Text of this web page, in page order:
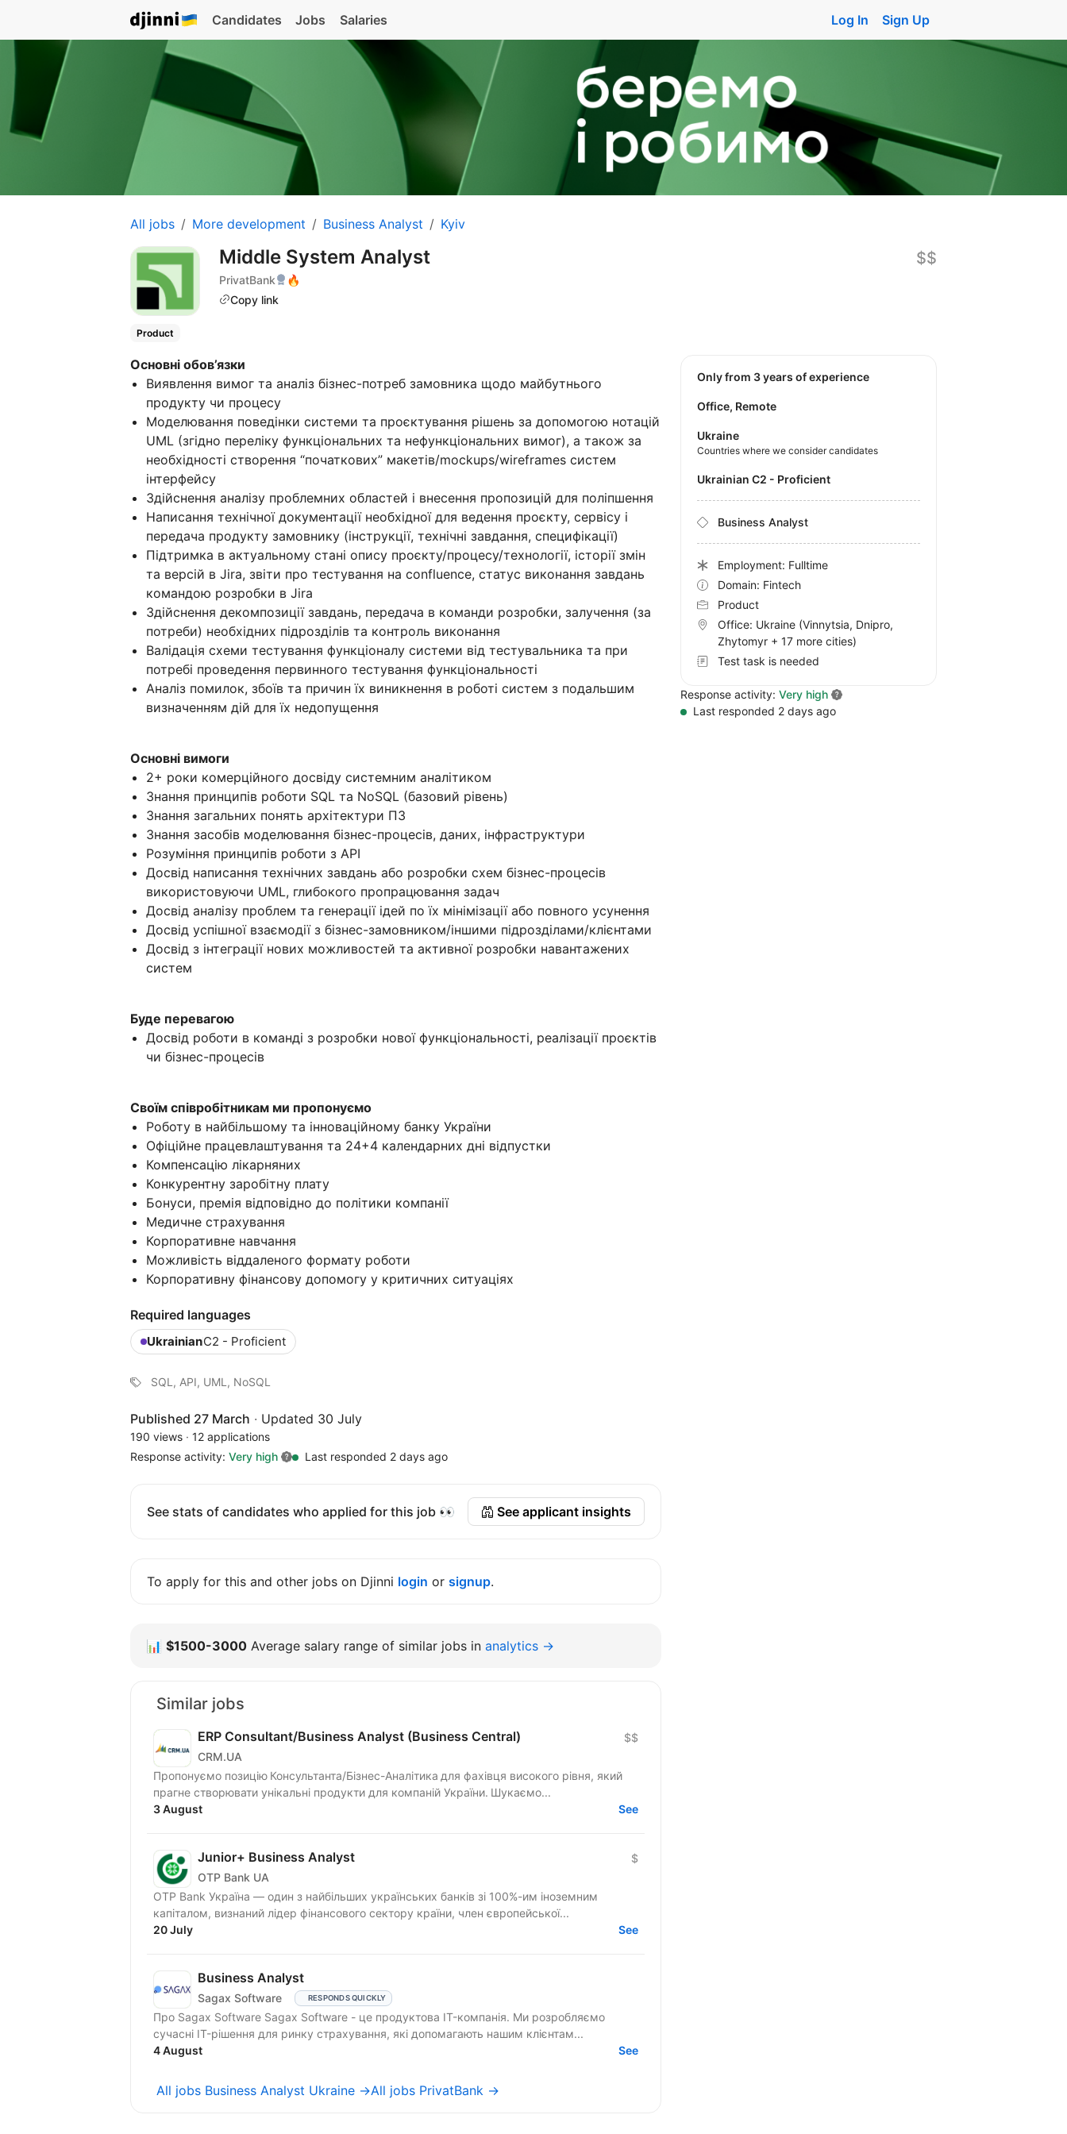
Candidates Jobs Salaries Log In Sign Up
All jobs More development Business Analyst Kyiv
Middle System Analyst
PrivatBank
🔥
Copy link
$$
Product
Основні обов’язки
Виявлення вимог та аналіз бізнес-потреб замовника щодо майбутнього
продукту чи процесу
Моделювання поведінки системи та проєктування рішень за допомогою нотацій
UML (згідно переліку функціональних та нефункціональних вимог), а також за
необхідності створення “початкових” макетів/mockups/wireframes систем
інтерфейсу
Здійснення аналізу проблемних областей і внесення пропозицій для поліпшення
Написання технічної документації необхідної для ведення проєкту, сервісу і
передача продукту замовнику (інструкції, технічні завдання, специфікації)
Підтримка в актуальному стані опису проєкту/процесу/технології, історії змін
та версій в Jira, звіти про тестування на confluence, статус виконання завдань
командою розробки в Jira
Здійснення декомпозиції завдань, передача в команди розробки, залучення (за
потреби) необхідних підрозділів та контроль виконання
Валідація схеми тестування функціоналу системи від тестувальника та при
потребі проведення первинного тестування функціональності
Аналіз помилок, збоїв та причин їх виникнення в роботі систем з подальшим
визначенням дій для їх недопущення
Основні вимоги
2+ роки комерційного досвіду системним аналітиком
Знання принципів роботи SQL та NoSQL (базовий рівень)
Знання загальних понять архітектури ПЗ
Знання засобів моделювання бізнес-процесів, даних, інфраструктури
Розуміння принципів роботи з API
Досвід написання технічних завдань або розробки схем бізнес-процесів
використовуючи UML, глибокого пропрацювання задач
Досвід аналізу проблем та генерації ідей по їх мінімізації або повного усунення
Досвід успішної взаємодії з бізнес-замовником/іншими підрозділами/клієнтами
Досвід з інтеграції нових можливостей та активної розробки навантажених
систем
Буде перевагою
Досвід роботи в команді з розробки нової функціональності, реалізації проєктів
чи бізнес-процесів
Своїм співробітникам ми пропонуємо
Роботу в найбільшому та інноваційному банку України
Офіційне працевлаштування та 24+4 календарних дні відпустки
Компенсацію лікарняних
Конкурентну заробітну плату
Бонуси, премія відповідно до політики компанії
Медичне страхування
Корпоративне навчання
Можливість віддаленого формату роботи
Корпоративну фінансову допомогу у критичних ситуаціях
Required languages
UkrainianC2 - Proficient
SQL, API, UML, NoSQL
Published 27 March · Updated 30 July
190 views · 12 applications
Response activity: Very high Last responded 2 days ago
See stats of candidates who applied for this job 👀 See applicant insights
To apply for this and other jobs on Djinni login or signup.
Only from 3 years of experience
Office, Remote
Ukraine
Countries where we consider candidates
Ukrainian C2 - Proficient
Business Analyst
Employment: Fulltime
Domain: Fintech
Product
Office: Ukraine (Vinnytsia, Dnipro,
Zhytomyr + 17 more cities)
Test task is needed
Response activity:Very high
Last responded 2 days ago
📊 $1500-3000 Average salary range of similar jobs in analytics →
Similar jobs
ERP Consultant/Business Analyst (Business Central)
CRM.UA
$$
Пропонуємо позицію Консультанта/Бізнес-Аналітика для фахівця високого рівня, який
прагне створювати унікальні продукти для компаній України. Шукаємо...
3 August
See
Junior+ Business Analyst
OTP Bank UA
$
OTP Bank Україна — один з найбільших українських банків зі 100%-им іноземним
капіталом, визнаний лідер фінансового сектору країни, член європейської...
20 July
See
Business Analyst
Sagax Software RESPONDS QUICKLY
Про Sagax Software Sagax Software - це продуктова IT-компанія. Ми розробляємо
сучасні IT-рішення для ринку страхування, які допомагають нашим клієнтам...
4 August
See
All jobs Business Analyst Ukraine →All jobs PrivatBank →